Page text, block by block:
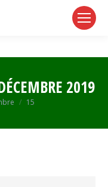
2019
15